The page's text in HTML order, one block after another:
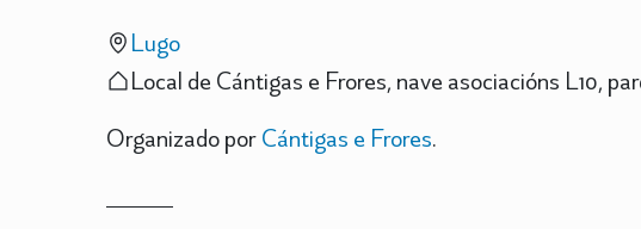
Lugo
Local de Cántigas e Frores, nave asociacións L10,
Organizado porCántigas e Frores.